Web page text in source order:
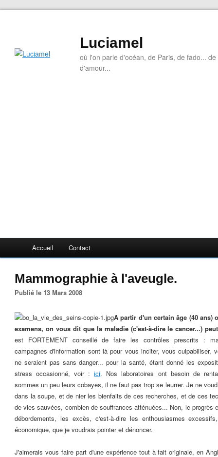
Luciamel
où l'on parle d'océan, de Paris, de fado...
d'amour...
Accueil Contact
Mammographie à l'aveugle.
Publié le 13 Mars 2008
A partir d'un certain âge (40 ans)
examens, on vous dit que la maladie (c'est-à-dire le cancer...)
est FORTEMENT conseillé de faire les contrôles prescrits :
campagnes d'information sont là pour vous inciter, vous culpabiliser,
ne seraient pas sans danger... pour la santé, étant donné les
stress occasionné, voir :ici. Nos laboratoires ont besoin de
sommes un peu leurs cobayes, il ne faut pas trop se leurrer. Je ne
dans la soupe, et de nier les bienfaits de ces recherches, et de ces
de vies sauvées, combien de souffrances atténuées... Non, le progrès
débordements, les excès, c'est-à-dire les enthousiasmes
économique, que je voudrais pointer et dénoncer.
J'aimerais vous faire part d'une expérience tout à fait originale, en